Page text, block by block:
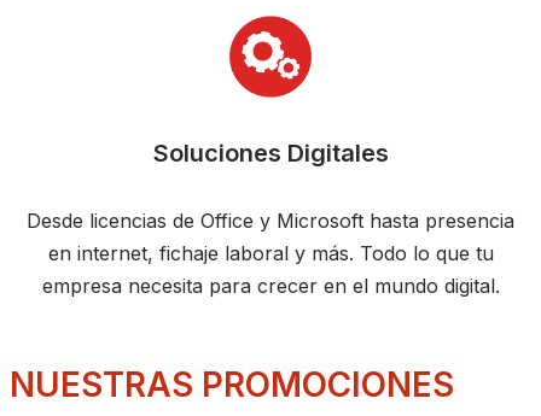
Soluciones Digitales
Desde licencias de Office y Microsoft hasta presencia
en internet, fichaje laboral y más. Todo lo que tu
empresa necesita para crecer en el mundo digital.
NUESTRAS PROMOCIONES